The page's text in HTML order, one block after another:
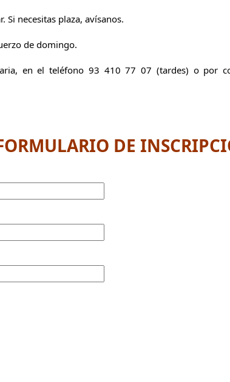
Si necesitas plaza, avísanos.
de domingo.
en el teléfono 93 410 77 07 (tardes) o por
DE